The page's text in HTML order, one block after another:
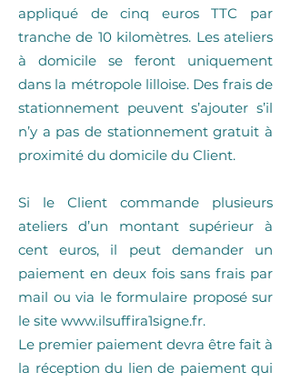
appliqué de cinq euros TTC par
tranche de 10 kilomètres. Les ateliers
à domicile se feront uniquement
dans la métropole lilloise. Des frais de
stationnement peuvent s’ajouter s’il
n’y a pas de stationnement gratuit à
proximité du domicile du Client.
Si le Client commande plusieurs
ateliers d’un montant supérieur à
cent euros, il peut demander un
paiement en deux fois sans frais par
mail ou via le formulaire proposé sur
le site www.ilsuffira1signe.fr.
Le premier paiement devra être fait à
la réception du lien de paiement qui